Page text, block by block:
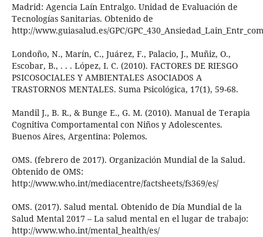
Madrid: Agencia Laín Entralgo. Unidad de Evaluación de
Tecnologías Sanitarias. Obtenido de
http://www.guiasalud.es/GPC/
Londoño, N., Marín, C., Juárez, F., Palacio, J., Muñiz, O.,
Escobar, B., . . . López, I. C. (2010). FACTORES DE RIESGO
PSICOSOCIALES Y AMBIENTALES ASOCIADOS A
TRASTORNOS MENTALES. Suma Psicológica, 17(1), 59-68.
Mandil J., B. R., & Bunge E., G. M. (2010). Manual de Terapia
Cognitiva Comportamental con Niños y Adolescentes.
Buenos Aires, Argentina: Polemos.
OMS. (febrero de 2017). Organización Mundial de la Salud.
Obtenido de OMS:
http://www.who.int/mediacentre/factsheets/fs369/es/
OMS. (2017). Salud mental. Obtenido de Día Mundial de la
Salud Mental 2017 – La salud mental en el lugar de trabajo:
http://www.who.int/mental_health/es/